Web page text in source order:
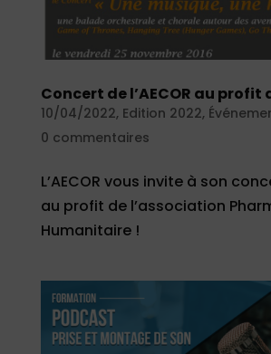
Concert de l’AECOR au profit
10/04/2022, Edition 2022,
0 commentaires
L’AECOR vous invite à son
au profit de l’association
Humanitaire !